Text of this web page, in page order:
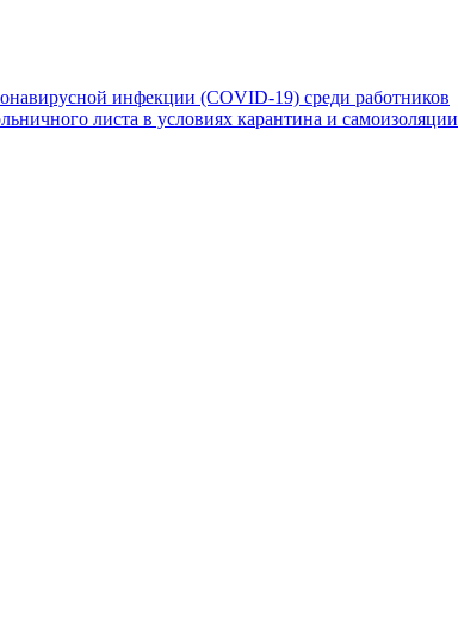
инфекции (COVID-19) среди работников
листа в условиях карантина и самоизоляции